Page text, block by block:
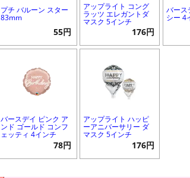
プチ バルーン スター
83mm
55円
アップライト コング
ラッツ エレガントダ
マスク 5インチ
176円
バース
シー 4
バースデイ ピンク ア
ンド ゴールド コンフ
ェッティ 4インチ
78円
アップライト ハッピ
ーアニバーサリー ダ
マスク 5インチ
176円